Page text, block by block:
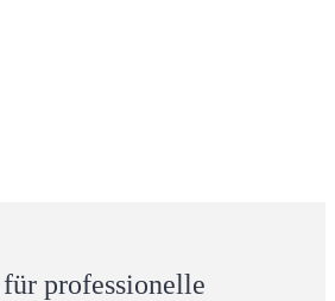
professionelle